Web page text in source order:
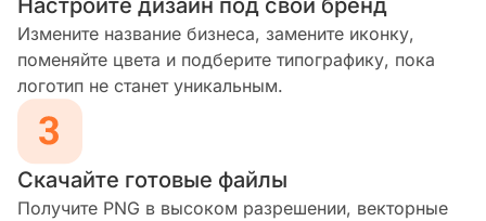
Настройте дизайн под свой бренд
Измените название бизнеса, замените иконку,
поменяйте цвета и подберите типографику, пока
логотип не станет уникальным.
Скачайте готовые файлы
Получите PNG в высоком разрешении, векторные